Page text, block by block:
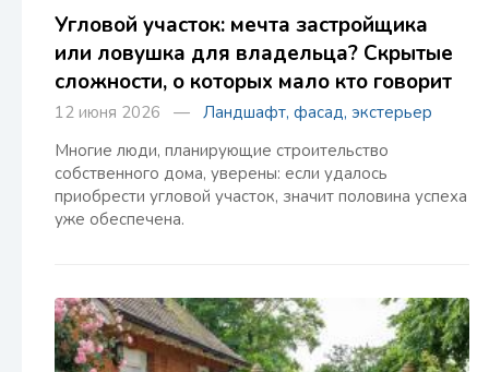
Угловой участок: мечта застройщика
или ловушка для владельца? Скрытые
сложности, о которых мало кто говорит
12 июня 2026 — Ландшафт, фасад, экстерьер
Многие люди, планирующие строительство
собственного дома, уверены: если удалось
приобрести угловой участок, значит половина успеха
уже обеспечена.